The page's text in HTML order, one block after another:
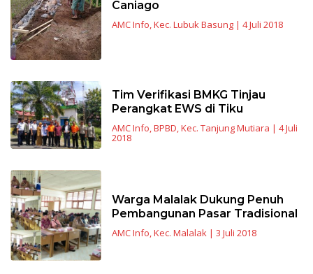
Caniago
AMC Info,Kec. Lubuk Basung| 4 Juli 2018
Tim Verifikasi BMKG Tinjau
Perangkat EWS di Tiku
AMC Info,BPBD,Kec. Tanjung Mutiara | 4 Juli
2018
Warga Malalak Dukung Penuh
Pembangunan Pasar Tradisional
AMC Info,Kec. Malalak| 3 Juli 2018